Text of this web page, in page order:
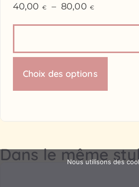
40,00 € – 80,00 €
Choix des options
Dans le même
Nous utilisons des